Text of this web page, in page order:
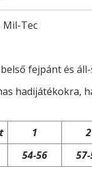
Mil-Tec
fejpánt és áll-
hadijátékokra,
1 2
54-56